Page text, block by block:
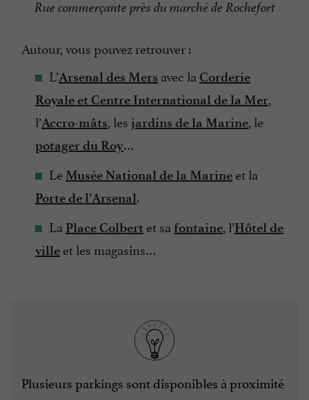
Rue commerçante près du marché de Rochefort
Autour, vous pouvez retrouver :
L’Arsenal des Mers avec la Corderie
Royale et Centre International de la Mer,
l’Accro-mâts, les jardins de la Marine, le
potager du Roy…
Le Musée National de la Marine et la
Porte de l’Arsenal.
La Place Colbert et sa fontaine, l’Hôtel de
ville et les magasins…
Plusieurs parkings sont disponibles à proximité